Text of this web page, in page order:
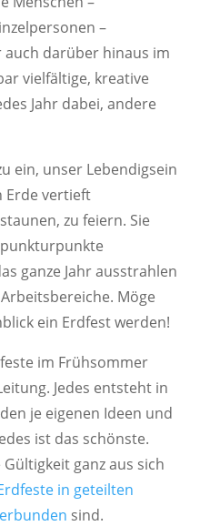
–
darüber hinaus im
vielfältige, kreative
Jahr dabei, andere
ein, unser Lebendigsein
Erde vertieft
zu feiern. Sie
ganze Jahr ausstrahlen
Möge
ein Erdfest werden!
im Frühsommer
Jedes entsteht in
je eigenen Ideen und
ist das schönste.
ganz aus sich
in geteilten
sind.